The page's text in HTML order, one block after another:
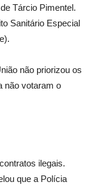
Tárcio Pimentel.
Sanitário Especial
não priorizou os
não votaram o
ilegais.
que a Polícia